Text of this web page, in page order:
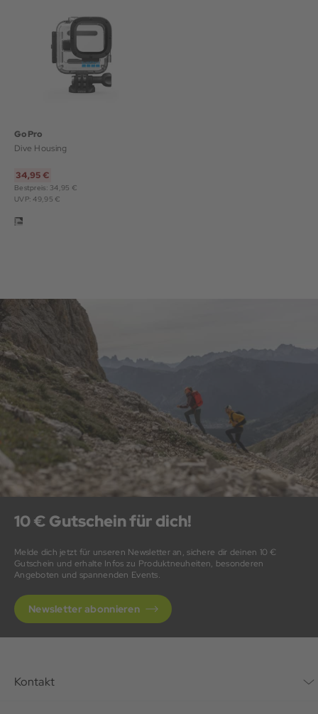
GoPro
Dive Housing
34,95 €
Bestpreis: 34,95 €
UVP: 49,95 €
10 € Gutschein für dich!
Melde dich jetzt für unseren Newsletter an, sichere dir deinen 10 €
Gutschein und erhalte Infos zu Produktneuheiten, besonderen
Angeboten und spannenden Events.
Newsletter abonnieren
Kontakt